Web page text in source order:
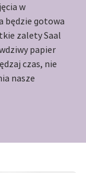
w
będzie gotowa
zalety Saal
papier
czas, nie
nasze